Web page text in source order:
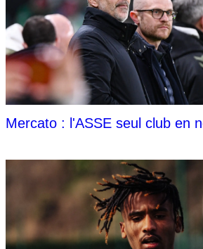
Mercato : l'ASSE seul club en